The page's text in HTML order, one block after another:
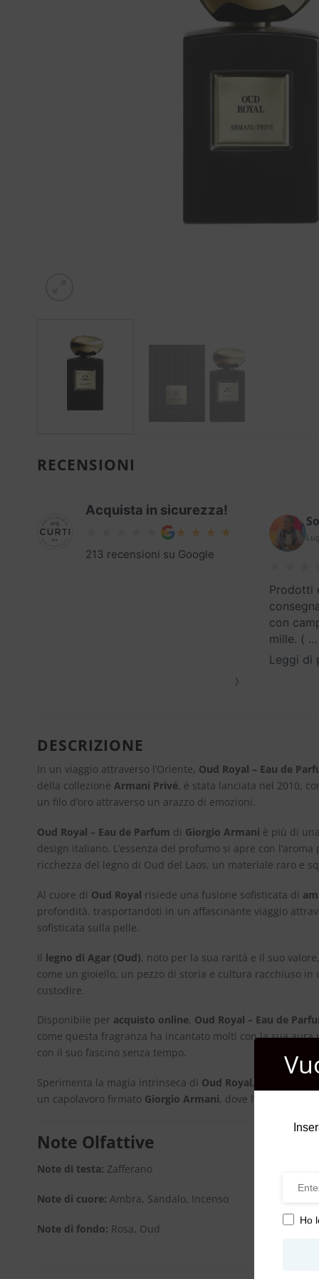
RECENSIONI
Acquista in sicurezza!
213 recensioni su Google
Prodotti
con
mille. ( …
Leggi di
›
DESCRIZIONE
In un viaggio attraverso l’Oriente, Oud Royal – Eau de
della collezione Armani Privé, è stata lanciata nel 2010,
un filo d’oro attraverso un arazzo di emozioni.
Oud Royal – Eau de Parfum di Giorgio Armani è più di
design italiano. L’essenza del profumo si apre con l’aroma
ricchezza del legno di Oud del Laos, un materiale raro e
Al cuore di Oud Royal risiede una fusione sofisticata di
profondità, trasportandoti in un affascinante viaggio
sofisticata sulla pelle.
Il legno di Agar (Oud), noto per la sua rarità e il suo
come un gioiello, un pezzo di storia e cultura racchiuso
custodire.
Disponibile per acquisto online, Oud Royal – Eau de
come questa fragranza ha incantato molti con la sua
con il suo fascino senza tempo.
Sperimenta la magia intrinseca di Oud Royal, una
un capolavoro firmato Giorgio Armani, dove l’arte del
Note Olfattive
Note di testa: Zafferano
Note di cuore: Ambra, Sandalo, Incenso
Note di fondo: Rosa, Oud
Ho